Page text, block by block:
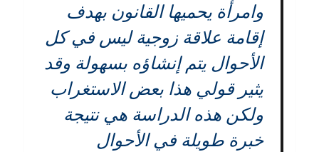
وامرأة يحميها القانون بهدف
إقامة علاقة زوجية ليس في كل
الأحوال يتم إنشاؤه بسهولة وقد
يثير قولي هذا بعض الاستغراب
ولكن هذه الدراسة هي نتيجة
خبرة طويلة في الأحوال